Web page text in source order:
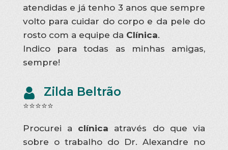
atendidas e já tenho 3 anos que sempre
volto para cuidar do corpo e da pele do
rosto com a equipe da Clínica.
Indico para todas as minhas amigas,
sempre!
Zilda Beltrão
⭐⭐⭐⭐⭐
Procurei a clínica através do que via
sobre o trabalho do Dr. Alexandre no